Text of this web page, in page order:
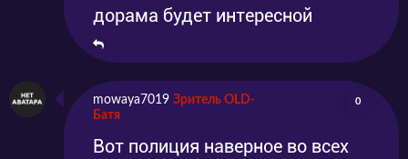
дорама будет интересной
mowaya7019 Зритель OLD-
Батя
0
Вот полиция наверное во всех